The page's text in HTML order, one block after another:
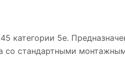
категории 5e.
со стандартными